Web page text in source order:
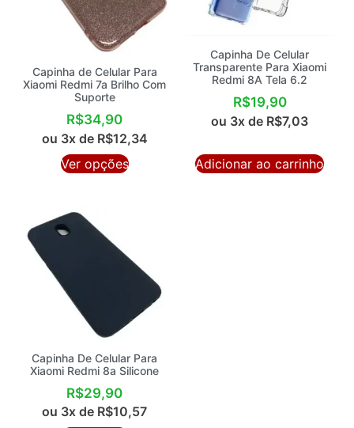
Capinha de Celular Para
Xiaomi Redmi 7a Brilho Com
Suporte
R$34,90
ou 3x de R$12,34
Ver opções
Capinha De Celular
Transparente Para Xiaomi
Redmi 8A Tela 6.2
R$19,90
ou 3x de R$7,03
Adicionar ao carrinho
Capinha De Celular Para
Xiaomi Redmi 8a Silicone
R$29,90
ou 3x de R$10,57